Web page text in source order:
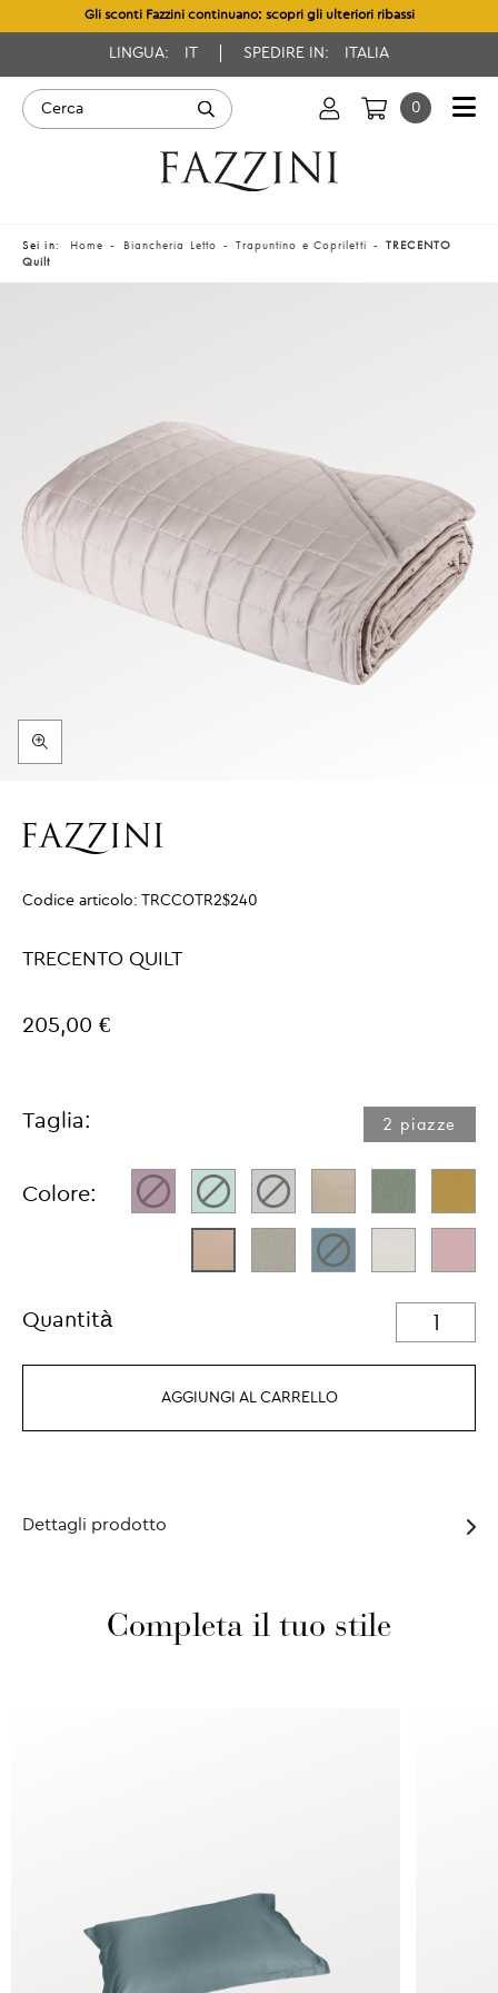
Gli sconti Fazzini continuano: scopri gli ulteriori ribassi
LINGUA: SPEDIRE IN: ITALIA
0
Sei in: Home Biancheria Letto Trapuntino e Copriletti
TRECENTO
Quilt
Codice articolo: TRCCOTR2$240
TRECENTO QUILT
205,00 €
Taglia: 2 piazze
Colore:
Quantità
AGGIUNGI AL CARRELLO
Dettagli prodotto
Completa il tuo stile